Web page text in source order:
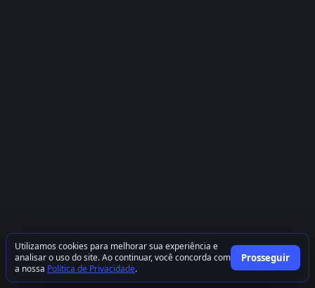
Utilizamos cookies para melhorar sua experiência e
analisar o uso do site. Ao continuar, você concorda com
a nossa Política de Privacidade.
Prosseguir